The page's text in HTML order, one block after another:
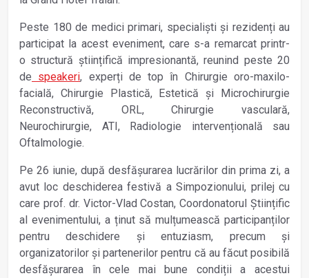
Peste 180 de medici primari, specialiști și rezidenți au
participat la acest eveniment, care s-a remarcat printr-
o structură științifică impresionantă, reunind peste 20
de speakeri, experți de top în Chirurgie oro-maxilo-
facială, Chirurgie Plastică, Estetică și Microchirurgie
Reconstructivă, ORL, Chirurgie vasculară,
Neurochirurgie, ATI, Radiologie intervențională sau
Oftalmologie.
Pe 26 iunie, după desfășurarea lucrărilor din prima zi, a
avut loc deschiderea festivă a Simpozionului, prilej cu
care prof. dr. Victor-Vlad Costan, Coordonatorul Științific
al evenimentului, a ținut să mulțumească participanților
pentru deschidere și entuziasm, precum și
organizatorilor și partenerilor pentru că au făcut posibilă
desfășurarea în cele mai bune condiții a acestui